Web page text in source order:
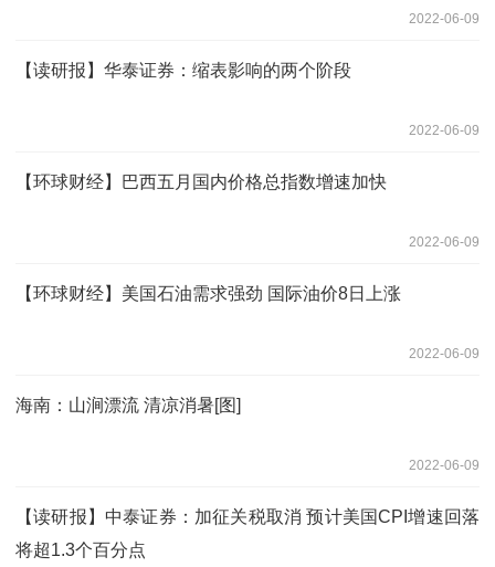
2022-06-09
【读研报】华泰证券：缩表影响的两个阶段
2022-06-09
【环球财经】巴西五月国内价格总指数增速加快
2022-06-09
【环球财经】美国石油需求强劲 国际油价8日上涨
2022-06-09
海南：山涧漂流 清凉消暑[图]
2022-06-09
【读研报】中泰证券：加征关税取消 预计美国CPI增速回落
将超1.3个百分点